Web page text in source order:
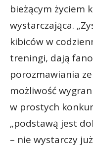
bieżącym życiem
wystarczająca.
kibiców w
treningi, dają
porozmawiania
możliwość
w prostych
„podstawą jest
– nie wystarczy